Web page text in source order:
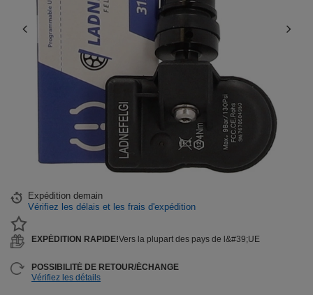
Expédition demain
Vérifiez les délais et les frais d'expédition
EXPÉDITION RAPIDE!Vers la plupart des pays de l&#39;UE
POSSIBILITÉ DE RETOUR/ÉCHANGE
Vérifiez les détails